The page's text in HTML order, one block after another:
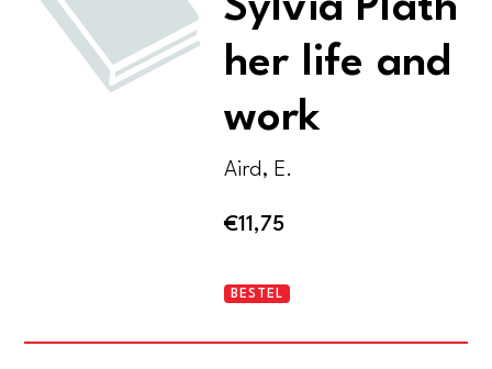
Sylvia Plath
her life and
work
Aird, E.
€11,75
Sylvia
BESTEL